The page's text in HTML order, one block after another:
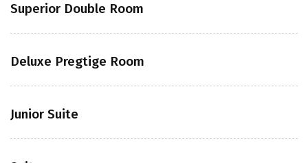
Superior Double Room
Deluxe Pregtige Room
Junior Suite